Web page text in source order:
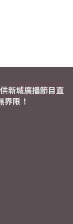
新城廣播節目直
限！